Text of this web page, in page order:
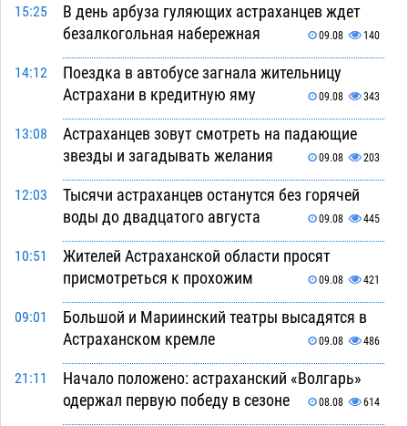
15:25
В день арбуза гуляющих астраханцев ждет
безалкогольная набережная
09.08 140
14:12
Поездка в автобусе загнала жительницу
Астрахани в кредитную яму
09.08 343
13:08
Астраханцев зовут смотреть на падающие
звезды и загадывать желания
09.08 203
12:03
Тысячи астраханцев останутся без горячей
воды до двадцатого августа
09.08 445
10:51
Жителей Астраханской области просят
присмотреться к прохожим
09.08 421
09:01
Большой и Мариинский театры высадятся в
Астраханском кремле
09.08 486
21:11
Начало положено: астраханский «Волгарь»
одержал первую победу в сезоне
08.08 614